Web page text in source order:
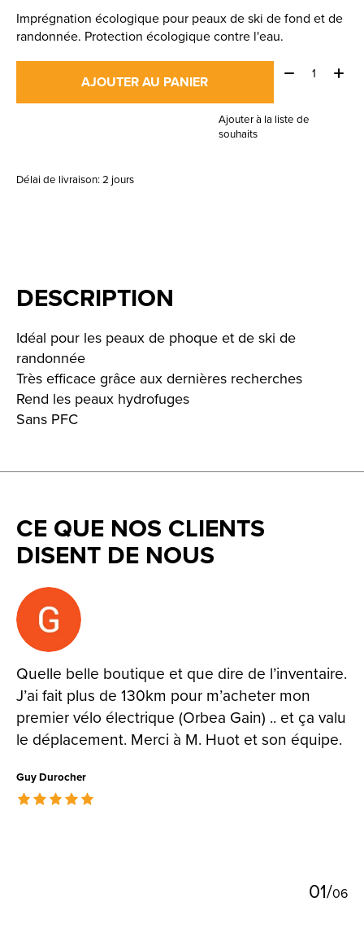
Imprégnation écologique pour peaux de ski de fond et de
randonnée. Protection écologique contre l'eau.
AJOUTER AU PANIER
Quantité:
Ajouter à la liste de
souhaits
Délai de livraison: 2 jours
DESCRIPTION
Idéal pour les peaux de phoque et de ski de
randonnée
Très efficace grâce aux dernières recherches
Rend les peaux hydrofuges
Sans PFC
CE QUE NOS CLIENTS
DISENT DE NOUS
Testimonial items
Quelle belle boutique et que dire de l’inventaire.
J’ai fait plus de 130km pour m’acheter mon
premier vélo électrique (Orbea Gain) .. et ça valu
le déplacement. Merci à M. Huot et son équipe.
Guy Durocher
The rating of this product is
01/06